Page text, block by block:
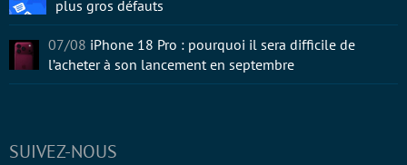
SUIVEZ-NOUS
plus gros défauts
07/08 iPhone 18 Pro : pourquoi il sera difficile de
l’acheter à son lancement en septembre